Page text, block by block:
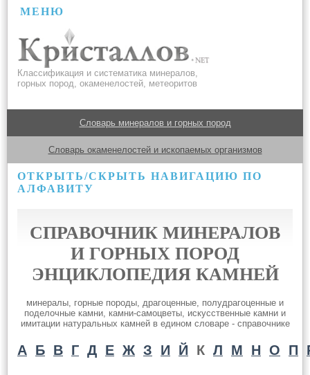
МЕНЮ
Классификация и систематика минералов,
горных пород, окаменелостей, метеоритов
Словарь минералов и горных пород
Словарь окаменелостей и ископаемых организмов
ОТКРЫТЬ/СКРЫТЬ НАВИГАЦИЮ ПО
АЛФАВИТУ
СПРАВОЧНИК МИНЕРАЛОВ
И ГОРНЫХ ПОРОД
ЭНЦИКЛОПЕДИЯ КАМНЕЙ
минералы, горные породы, драгоценные, полудрагоценные и
поделочные камни, камни-самоцветы, искусственные камни и
имитации натуральных камней в едином словаре - справочнике
А Б В Г Д Е Ж З И Й К Л М Н О П